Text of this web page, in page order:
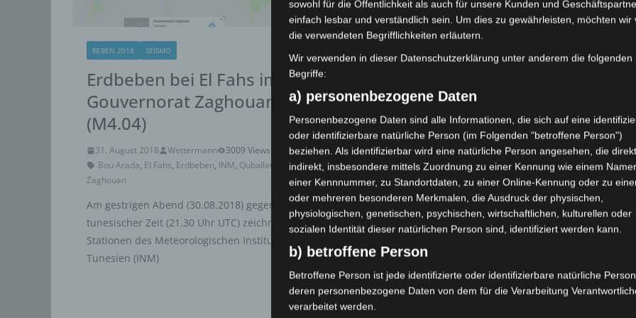
BEBEN 2018 SEISMO
Erdbeben bei El Fahs im
Gouvernorat Zaghouan
(M4.04)
31. August 2018 Wettermann
3009 Views
Bou Arada, El Fahs, Erdbeben, INM, Quballat Siliana,
Zaghouan
Am gestrigen Abend (30.08.2018) gegen 22.30 Uhr
tunesischer Zeit (21.30 Uhr UTC) zeichneten die
Stationen des Meteorologischen Instituts
Tunesien (INM)
BEBEN 2018 SEISMO
Leichtes Erdbeben (M3,0) bei
Skhira zwischen Sidi Bouzid
und Sfax
31. Juli 2018
Am Abend des Montag, den 30. Juli 2018 um 22.01
Uhr tunesischer Zeit kam es in dem Ort Skhira
sowohl für die Öffentlichkeit als auch für unsere Kunden und
einfach lesbar und verständlich sein. Um dies zu gewährleisten, möchten wir
die verwendeten Begrifflichkeiten erläutern.
Wir verwenden in dieser Datenschutzerklärung unter anderem die folgenden
Begriffe:
a) personenbezogene Daten
Personenbezogene Daten sind alle Informationen, die sich auf eine
oder identifizierbare natürliche Person (im Folgenden "betroffene Person")
beziehen. Als identifizierbar wird eine natürliche Person angesehen, die
indirekt, insbesondere mittels Zuordnung zu einer Kennung wie einem
einer Kennnummer, zu Standortdaten, zu einer Online-Kennung oder zu
oder mehreren besonderen Merkmalen, die Ausdruck der physischen,
physiologischen, genetischen, psychischen, wirtschaftlichen, kulturellen oder
sozialen Identität dieser natürlichen Person sind, identifiziert werden kann.
b) betroffene Person
Betroffene Person ist jede identifizierte oder identifizierbare natürliche
deren personenbezogene Daten von dem für die Verarbeitung
verarbeitet werden.